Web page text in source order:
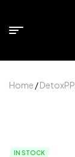
Home /DetoxPP
IN STOCK